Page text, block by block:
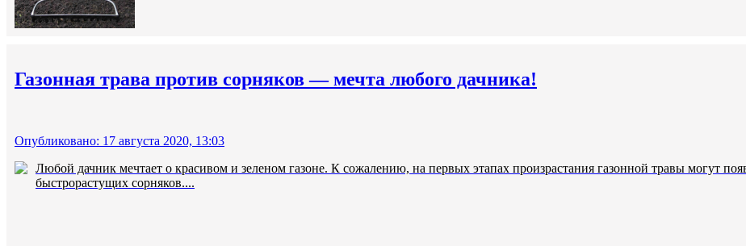
Газонная трава против сорняков — мечта любого дачника!
Опубликовано: 17 августа 2020, 13:03
Любой дачник мечтает о красивом и зеленом газоне. К сожалению, на первых этапах произрастания газонной травы могут
быстрорастущих сорняков....